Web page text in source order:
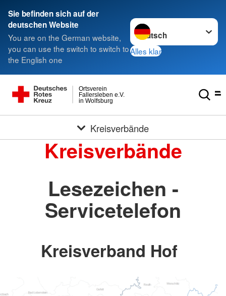
Sie befinden sich auf der
deutschen Website
You are on the German website,
you can use the switch to switch to
the English one
Sprache wechseln zu
Alles klar
in Wolfsburg
Fallersleben e.V.
Ortsverein
Kreisverbände
Kreisverbände
Lesezeichen -
Servicetelefon
Kreisverband Hof